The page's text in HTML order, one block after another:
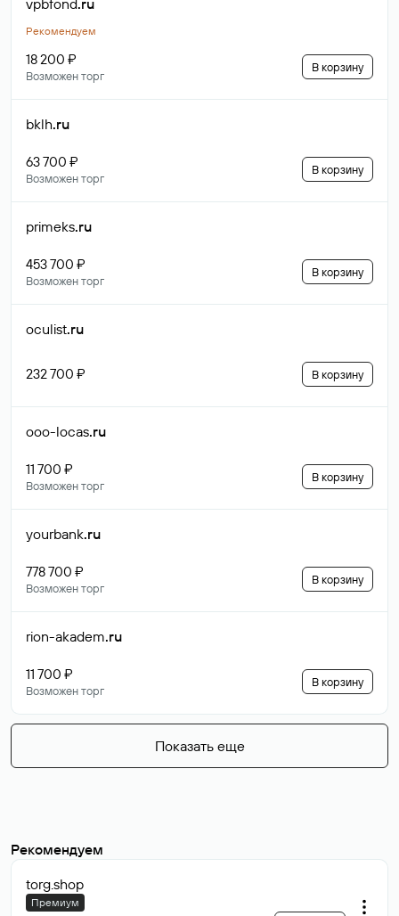
vpbfond.ru
Рекомендуем
18 200 ₽
Возможен торг
В корзину
bklh.ru
63 700 ₽
Возможен торг
В корзину
primeks.ru
453 700 ₽
Возможен торг
В корзину
oculist.ru
232 700 ₽ В корзину
ooo-locas.ru
11 700 ₽
Возможен торг
В корзину
yourbank.ru
778 700 ₽
Возможен торг
В корзину
rion-akadem.ru
11 700 ₽
Возможен торг
В корзину
Показать еще
Рекомендуем
torg.shop
Премиум